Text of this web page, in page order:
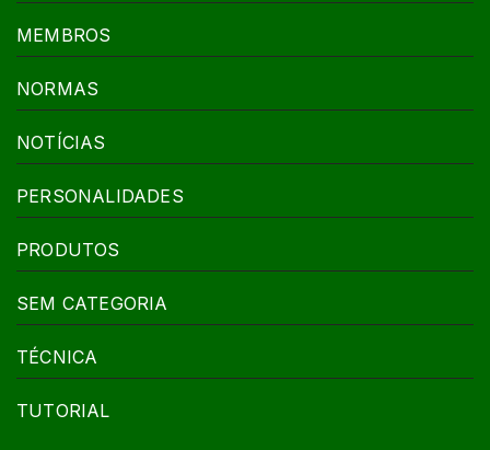
MEMBROS
NORMAS
NOTÍCIAS
PERSONALIDADES
PRODUTOS
SEM CATEGORIA
TÉCNICA
TUTORIAL